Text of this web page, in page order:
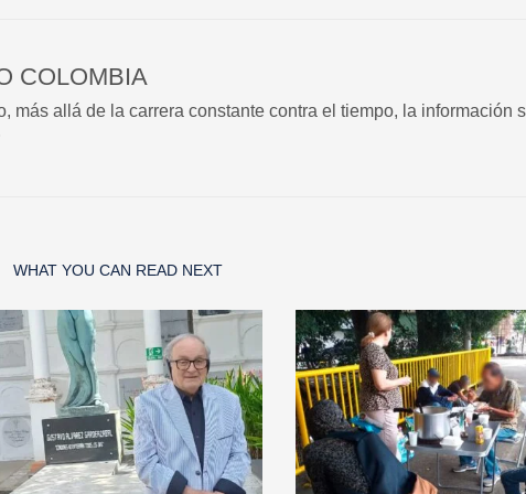
COLOMBIA
más allá de la carrera constante contra el tiempo, la información
WHAT YOU CAN READ NEXT